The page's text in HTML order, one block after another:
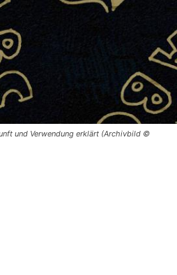
und Verwendung erklärt (Archivbild ©